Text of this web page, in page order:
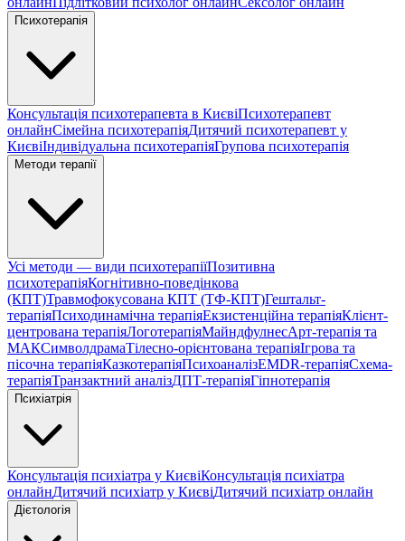
Психотерапія
Консультація психотерапевта в КиєвіПсихотерапевт
онлайнСімейна психотерапіяДитячий психотерапевт у
КиєвіІндивідуальна психотерапіяГрупова психотерапія
Методи терапії
Усі методи — види психотерапіїПозитивна
психотерапіяКогнітивно-поведінкова
(КПТ)Травмофокусована КПТ (ТФ-КПТ)Гештальт-
терапіяПсиходинамічна терапіяЕкзистенційна терапіяКлієнт-
центрована терапіяЛоготерапіяМайндфулнесАрт-терапія та
МАКСимволдрамаТілесно-орієнтована терапіяІгрова та
пісочна терапіяКазкотерапіяПсихоаналізEMDR-терапіяСхема-
терапіяТранзактний аналізДПТ-терапіяГіпнотерапія
Психіатрія
Консультація психіатра у КиєвіКонсультація психіатра
онлайнДитячий психіатр у КиєвіДитячий психіатр онлайн
Дієтологія